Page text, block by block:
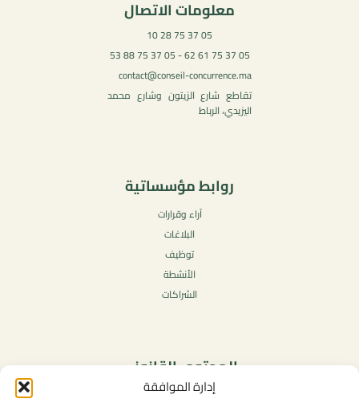
إدارة الموافقة
معلومات الاتصال
05 37 75 28 10
05 37 75 61 62 - 05 37 75 88 53
contact@conseil-concurrence.ma
تقاطع شارع الزيتون وشارع محمد
اليزيدي، الرباط
روابط مؤسساتية
آراء وقرارات
البلاغات
توظيف
الأنشطة
الشراكات
المحتوى القانوني
سياسة الخصوصية